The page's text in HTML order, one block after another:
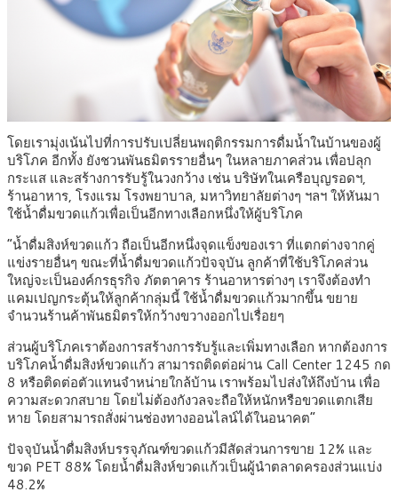
โดยเรามุ่งเน้นไปที่การปรับเปลี่ยนพฤติกรรมการดื่มน้ำในบ้านของผู้
บริโภค อีกทั้ง ยังชวนพันธมิตรรายอื่นๆ ในหลายภาคส่วน เพื่อปลุก
กระแส และสร้างการรับรู้ในวงกว้าง เช่น บริษัทในเครือบุญรอดฯ,
ร้านอาหาร, โรงแรม โรงพยาบาล, มหาวิทยาลัยต่างๆ ฯลฯ ให้หันมา
ใช้น้ำดื่มขวดแก้วเพื่อเป็นอีกทางเลือกหนึ่งให้ผู้บริโภค
“น้ำดื่มสิงห์ขวดแก้ว ถือเป็นอีกหนึ่งจุดแข็งของเรา ที่แตกต่างจากคู่
แข่งรายอื่นๆ ขณะที่น้ำดื่มขวดแก้วปัจจุบัน ลูกค้าที่ใช้บริโภคส่วน
ใหญ่จะเป็นองค์กรธุรกิจ ภัตตาคาร ร้านอาหารต่างๆ เราจึงต้องทำ
แคมเปญกระตุ้นให้ลูกค้ากลุ่มนี้ ใช้น้ำดื่มขวดแก้วมากขึ้น ขยาย
จำนวนร้านค้าพันธมิตรให้กว้างขวางออกไปเรื่อยๆ
ส่วนผู้บริโภคเราต้องการสร้างการรับรู้และเพิ่มทางเลือก หากต้องการ
บริโภคน้ำดื่มสิงห์ขวดแก้ว สามารถติดต่อผ่าน Call Center 1245 กด
8 หรือติดต่อตัวแทนจำหน่ายใกล้บ้าน เราพร้อมไปส่งให้ถึงบ้าน เพื่อ
ความสะดวกสบาย โดยไม่ต้องกังวลจะถือให้หนักหรือขวดแตกเสีย
หาย โดยสามารถสั่งผ่านช่องทางออนไลน์ได้ในอนาคต”
ปัจจุบันน้ำดื่มสิงห์บรรจุภัณฑ์ขวดแก้วมีสัดส่วนการขาย 12% และ
ขวด PET 88% โดยน้ำดื่มสิงห์ขวดแก้วเป็นผู้นำตลาดครองส่วนแบ่ง
48.2%